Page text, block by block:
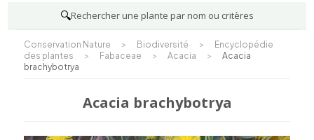
🔍Rechercher une plante par nom ou critères
Conservation Nature > Biodiversité >
Encyclopédie
des plantes
> Fabaceae > Acacia >
Acacia
brachybotrya
Acacia brachybotrya